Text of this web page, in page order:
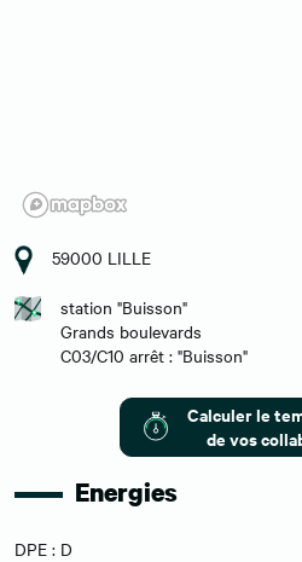
59000 LILLE
station "Buisson"
Grands boulevards
C03/C10 arrêt : "Buisson"
Calculer le
de vos
Energies
DPE : D